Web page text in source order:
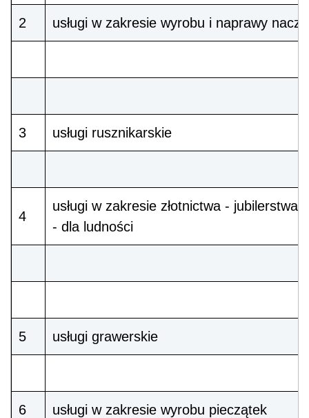
2 usługi w zakresie wyrobu i naprawy
3 usługi rusznikarskie
4
usługi w zakresie złotnictwa - jubilerstwa
- dla ludności
5 usługi grawerskie
6 usługi w zakresie wyrobu pieczątek